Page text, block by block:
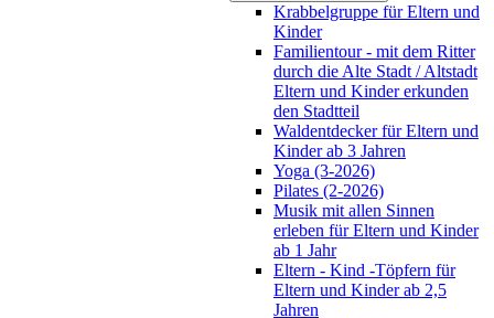
Krabbelgruppe für Eltern und
Kinder
Familientour - mit dem Ritter
durch die Alte Stadt / Altstadt
Eltern und Kinder erkunden
den Stadtteil
Waldentdecker für Eltern und
Kinder ab 3 Jahren
Yoga (3-2026)
Pilates (2-2026)
Musik mit allen Sinnen
erleben für Eltern und Kinder
ab 1 Jahr
Eltern - Kind -Töpfern für
Eltern und Kinder ab 2,5
Jahren